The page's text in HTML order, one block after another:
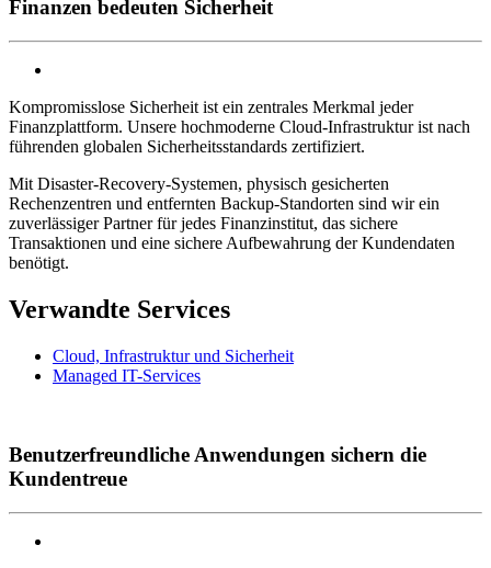
Finanzen bedeuten Sicherheit
Kompromisslose Sicherheit ist ein zentrales Merkmal jeder
Finanzplattform. Unsere hochmoderne Cloud-Infrastruktur ist nach
führenden globalen Sicherheitsstandards zertifiziert.
Mit Disaster-Recovery-Systemen, physisch gesicherten
Rechenzentren und entfernten Backup-Standorten sind wir ein
zuverlässiger Partner für jedes Finanzinstitut, das sichere
Transaktionen und eine sichere Aufbewahrung der Kundendaten
benötigt.
Verwandte Services
Cloud, Infrastruktur und Sicherheit
Managed IT-Services
Benutzerfreundliche Anwendungen sichern die
Kundentreue